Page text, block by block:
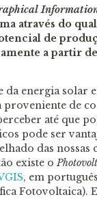
através do
de
a partir
da energia solar
proveniente de
até que
pode ser
das nossas
existe o
, em
Fotovoltaica).